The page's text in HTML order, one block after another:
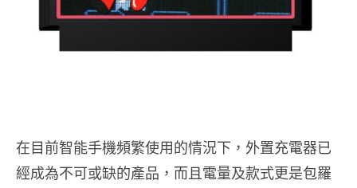
在目前智能手機頻繁使用的情況下，外置充電器已
經成為不可或缺的產品，而且電量及款式更是包羅